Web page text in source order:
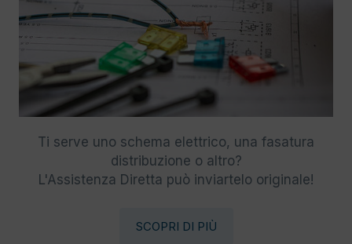
Ti serve uno schema elettrico, una fasatura
distribuzione o altro?
L'Assistenza Diretta può inviartelo originale!
SCOPRI DI PIÙ